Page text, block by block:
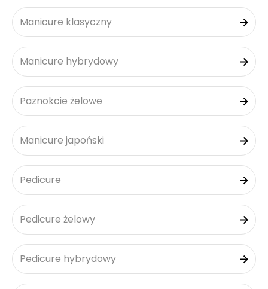
Manicure klasyczny
Manicure hybrydowy
Paznokcie żelowe
Manicure japoński
Pedicure
Pedicure żelowy
Pedicure hybrydowy